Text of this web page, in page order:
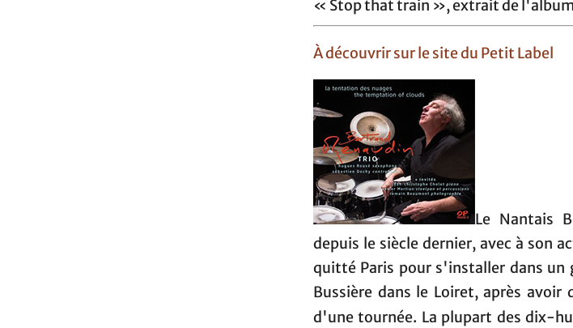
« Stop that train », extrait de l'album
À découvrir sur le site du Petit Label
Le Nantais
depuis le siècle dernier, avec à son
quitté Paris pour s'installer dans un
Bussière dans le Loiret, après avoir
d'une tournée. La plupart des dix-